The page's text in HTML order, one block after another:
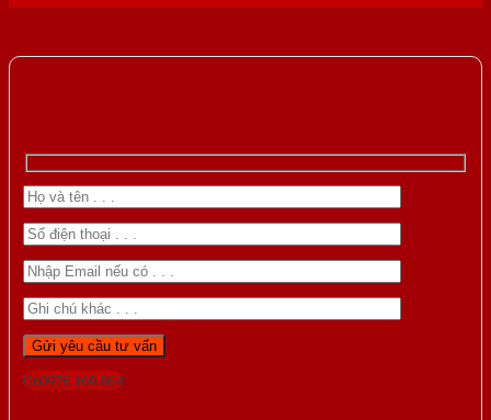
Gọi 0976.169.864